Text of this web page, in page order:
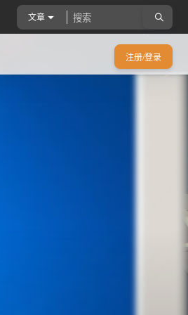
文章
注册/登录